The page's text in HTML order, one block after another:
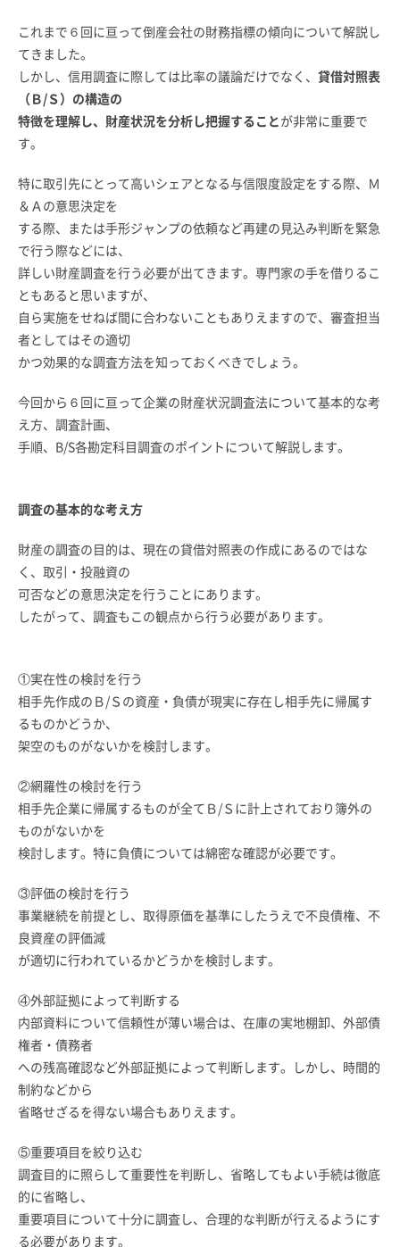
これまで６回に亘って倒産会社の財務指標の傾向について解説し
てきました。
しかし、信用調査に際しては比率の議論だけでなく、 貸借対照表
（Ｂ/Ｓ）の構造の
特徴を理解し、財産状況を分析し把握すること が非常に重要で
す。
特に取引先にとって高いシェアとなる与信限度設定をする際、Ｍ
＆Ａの意思決定を
する際、または手形ジャンプの依頼など再建の見込み判断を緊急
で行う際などには、
詳しい財産調査を行う必要が出てきます。専門家の手を借りるこ
ともあると思いますが、
自ら実施をせねば間に合わないこともありえますので、審査担当
者としてはその適切
かつ効果的な調査方法を知っておくべきでしょう。
今回から６回に亘って企業の財産状況調査法について基本的な考
え方、調査計画、
手順、B/S各勘定科目調査のポイントについて解説します。
調査の基本的な考え方
財産の調査の目的は、現在の貸借対照表の作成にあるのではな
く、取引・投融資の
可否などの意思決定を行うことにあります。
したがって、調査もこの観点から行う必要があります。
①実在性の検討を行う
相手先作成のＢ/Ｓの資産・負債が現実に存在し相手先に帰属す
るものかどうか、
架空のものがないかを検討します。
②網羅性の検討を行う
相手先企業に帰属するものが全てＢ/Ｓに計上されており簿外の
ものがないかを
検討します。特に負債については綿密な確認が必要です。
③評価の検討を行う
事業継続を前提とし、取得原価を基準にしたうえで不良債権、不
良資産の評価減
が適切に行われているかどうかを検討します。
④外部証拠によって判断する
内部資料について信頼性が薄い場合は、在庫の実地棚卸、外部債
権者・債務者
への残高確認など外部証拠によって判断します。しかし、時間的
制約などから
省略せざるを得ない場合もありえます。
⑤重要項目を絞り込む
調査目的に照らして重要性を判断し、省略してもよい手続は徹底
的に省略し、
重要項目について十分に調査し、合理的な判断が行えるようにす
る必要があります。